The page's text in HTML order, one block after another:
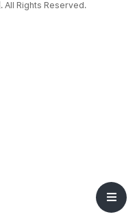
. All Rights Reserved.